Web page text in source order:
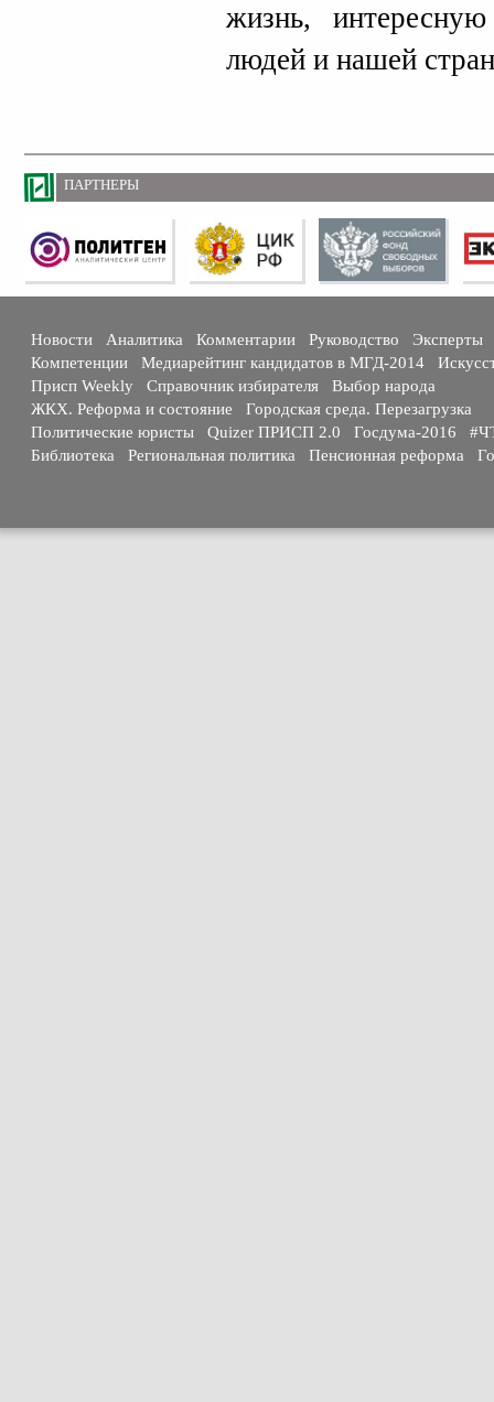
жизнь,
людей и нашей
ПАРТНЕРЫ
Новости Аналитика Комментарии Руководство
Эксперты
Компетенции
Медиарейтинг кандидатов в МГД-2014
Присп Weekly
Справочник избирателя
Выбор народа
ЖКХ. Реформа и состояние
Городская среда. Перезагрузка
Политические юристы
Quizer ПРИСП 2.0 Госдума-2016
Библиотека
Региональная политика Пенсионная реформа